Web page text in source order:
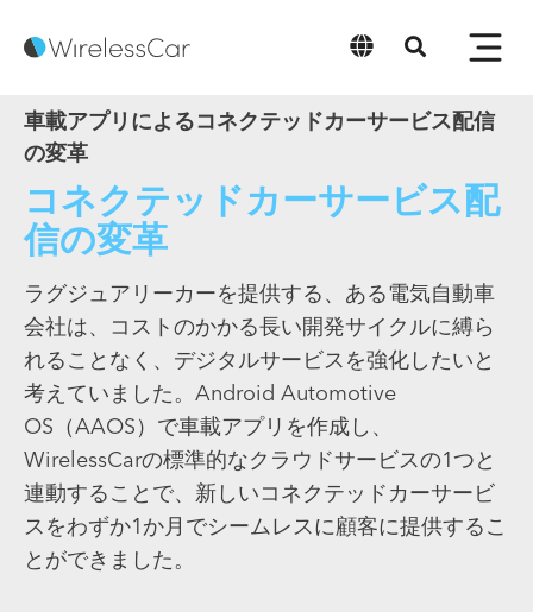
日本語
車載アプリによるコネクテッドカーサービス配信
の変革
コネクテッドカーサービス配
信の変革
ラグジュアリーカーを提供する、ある電気自動車
会社は、コストのかかる長い開発サイクルに縛ら
れることなく、デジタルサービスを強化したいと
考えていました。Android Automotive
OS（AAOS）で車載アプリを作成し、
WirelessCarの標準的なクラウドサービスの1つと
連動することで、新しいコネクテッドカーサービ
スをわずか1か月でシームレスに顧客に提供するこ
とができました。